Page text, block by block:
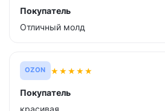
Покупатель
Отличный молд
OZON ★★★★★
Покупатель
красивая